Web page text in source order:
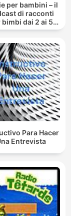
per bambini – il
di racconti
bimbi dai 2 ai 5
anni
Para Hacer
Entrevista